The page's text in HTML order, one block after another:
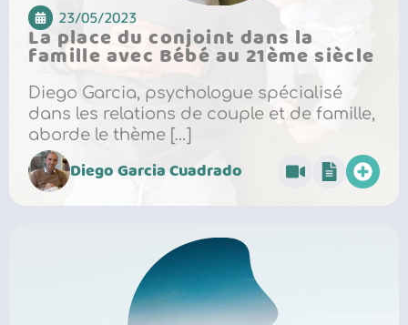
23/05/2023
La place du conjoint dans la
famille avec Bébé au 21ème siècle
Diego Garcia, psychologue spécialisé
dans les relations de couple et de famille,
aborde le thème […]
Diego Garcia Cuadrado